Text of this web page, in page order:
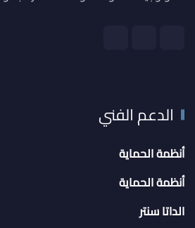
الدعم الفني
أنظمة الحماية
أنظمة الحماية
الداتا سنتر